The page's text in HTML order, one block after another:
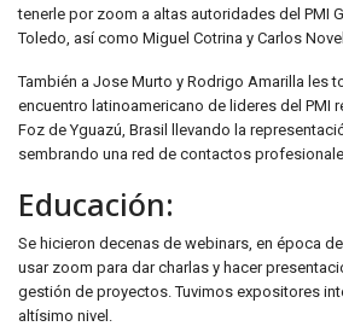
tenerle por zoom a altas autoridades del PMI
Toledo, así como Miguel Cotrina y Carlos
También a Jose Murto y Rodrigo Amarilla les
encuentro latinoamericano de lideres del PMI
Foz de Yguazú, Brasil llevando la
sembrando una red de contactos
Educación:
Se hicieron decenas de webinars, en época
usar zoom para dar charlas y hacer
gestión de proyectos. Tuvimos expositores
altísimo nivel.